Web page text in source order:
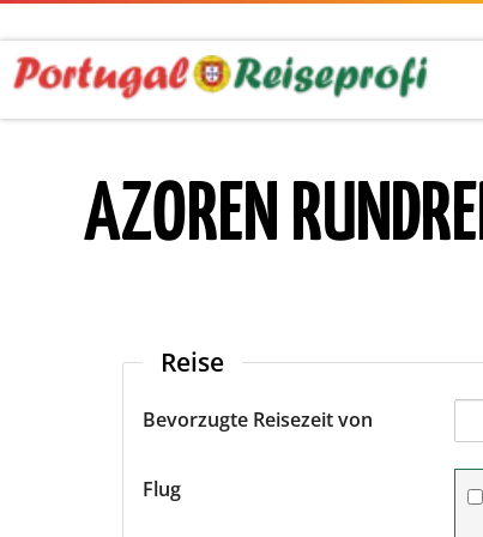
AZOREN
Reise
Bevorzugte Reisezeit von
Flug